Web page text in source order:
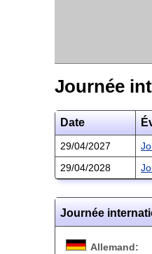
Journée
Date
29/04/2027
29/04/2028
Journée
Allemand: